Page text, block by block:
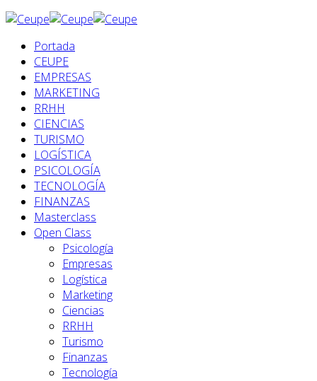
Portada
CEUPE
EMPRESAS
MARKETING
RRHH
CIENCIAS
TURISMO
LOGÍSTICA
PSICOLOGÍA
TECNOLOGÍA
FINANZAS
Masterclass
Open Class
Psicología
Empresas
Logística
Marketing
Ciencias
RRHH
Turismo
Finanzas
Tecnología